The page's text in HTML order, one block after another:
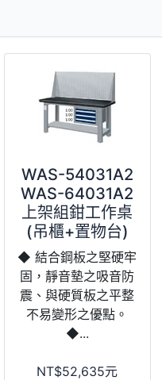
WAS-54031A2
WAS-64031A2
上架組鉗工作桌
(吊櫃+置物台)
◆ 結合鋼板之堅硬牢
固，靜音墊之吸音防
震、與硬質板之平整
不易變形之優點。
◆...
NT$52,635元